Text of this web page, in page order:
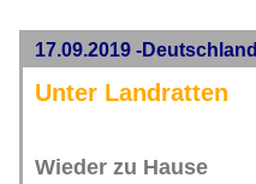
17.09.2019 -
Unter Landratten
Wieder zu Hause